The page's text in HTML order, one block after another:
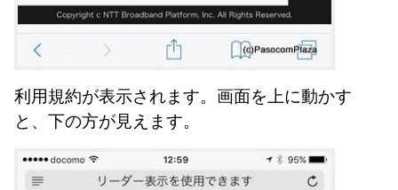
利用規約が表示されます。画面を上に動かす
と、下の方が見えます。